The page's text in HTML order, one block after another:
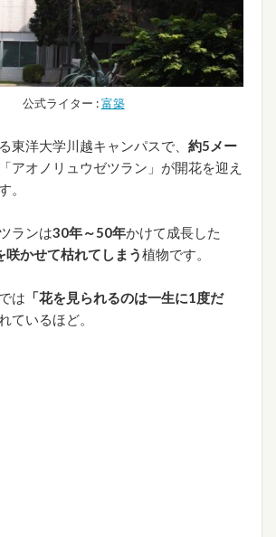
公式ライター :富築
東洋大学川越キャンパスで、 約5メー
アオノリュウゼツラン」が開花を迎え
。
ランは30年～50年かけて成長した
咲かせて枯れてしまう植物です。
は 「花を見られるのは一生に1度だ
ているほど。